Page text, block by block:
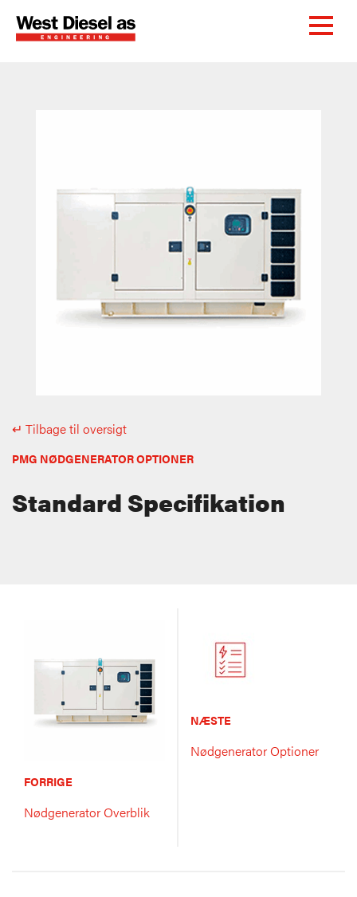
↵ Tilbage til oversigt
PMG NØDGENERATOR OPTIONER
Standard Specifikation
FORRIGE
Nødgenerator Overblik
NÆSTE
Nødgenerator Optioner